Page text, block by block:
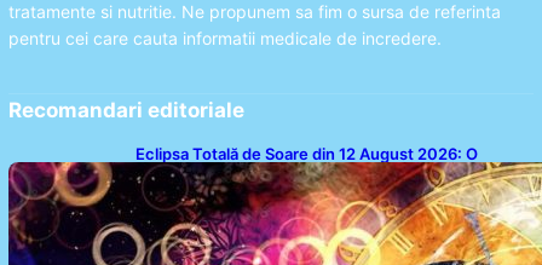
tratamente si nutritie. Ne propunem sa fim o sursa de referinta
pentru cei care cauta informatii medicale de incredere.
Recomandari editoriale
Eclipsa Totală de Soare din 12 August 2026: O
Analiză a Impactului asupra Trei Zodii și a Ciclului de
18 Ani